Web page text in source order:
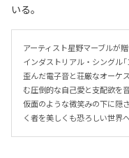
いる。
アーティスト星野マーブルが
インダストリアル・シングル「
歪んだ電子音と荘厳なオーケ
む圧倒的な自己愛と支配欲を
仮面のような微笑みの下に隠
く者を美しくも恐ろしい世界